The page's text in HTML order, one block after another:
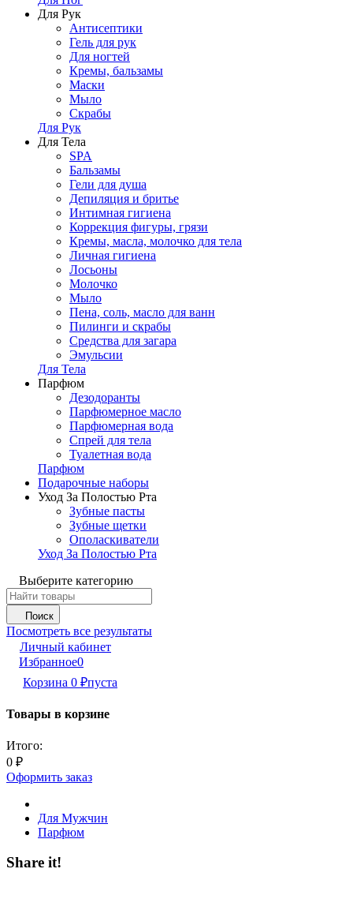
Для Рук
Антисептики
Гель для рук
Для ногтей
Кремы, бальзамы
Маски
Мыло
Скрабы
Для Рук
Для Тела
SPA
Бальзамы
Гели для душа
Депиляция и бритье
Интимная гигиена
Коррекция фигуры, грязи
Кремы, масла, молочко для тела
Личная гигиена
Лосьоны
Молочко
Мыло
Пена, соль, масло для ванн
Пилинги и скрабы
Средства для загара
Эмульсии
Для Тела
Парфюм
Дезодоранты
Парфюмерное масло
Парфюмерная вода
Спрей для тела
Туалетная вода
Парфюм
Подарочные наборы
Уход За Полостью Рта
Зубные пасты
Зубные щетки
Ополаскиватели
Уход За Полостью Рта
Выберите категорию
Поиск
Посмотреть все результаты
Личный кабинет
Избранное0
Корзина 0 ₽пуста
Товары в корзине
Итого:
0 ₽
Оформить заказ
Для Мужчин
Парфюм
Share it!